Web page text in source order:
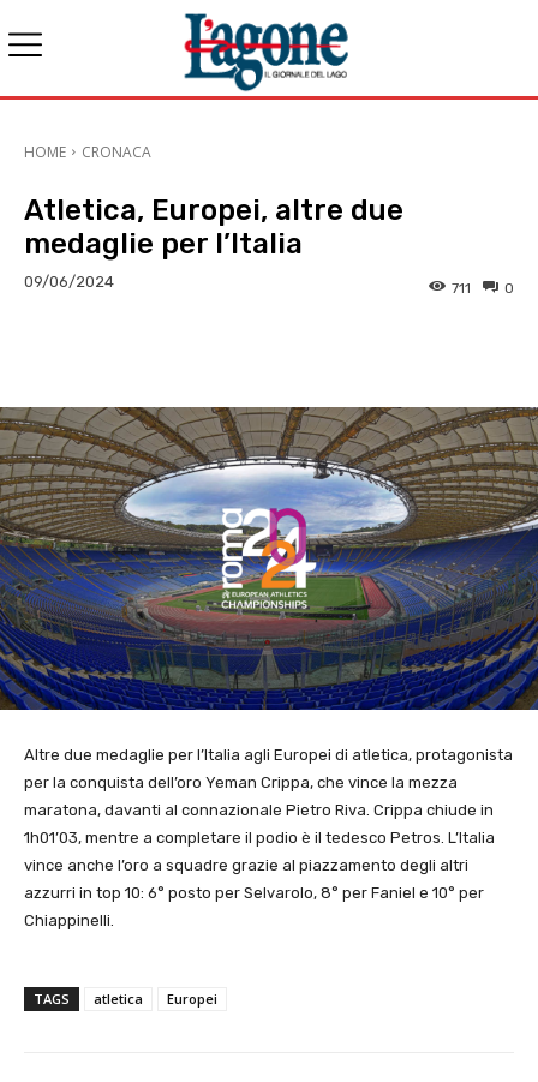
HOME CRONACA
Atletica, Europei, altre due
medaglie per l’Italia
09/06/2024 0
711
Altre due medaglie per l’Italia agli Europei di atletica, protagonista
per la conquista dell’oro Yeman Crippa, che vince la mezza
maratona, davanti al connazionale Pietro Riva. Crippa chiude in
1h01’03, mentre a completare il podio è il tedesco Petros. L’Italia
vince anche l’oro a squadre grazie al piazzamento degli altri
azzurri in top 10: 6° posto per Selvarolo, 8° per Faniel e 10° per
Chiappinelli.
TAGS atletica Europei